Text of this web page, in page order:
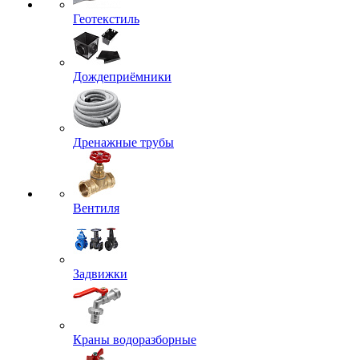
Геотекстиль
Дождеприёмники
Дренажные трубы
Вентиля
Задвижки
Краны водоразборные